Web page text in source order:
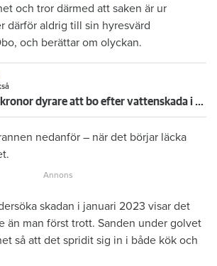
och tror därmed att saken är ur
därför aldrig till sin hyresvärd
och berättar om olyckan.
600 kronor dyrare att bo efter vattenskada i Varberg
nedanför – när det börjar läcka
skadan i januari 2023 visar det
än man först trott. Sanden under golvet
så att det spridit sig in i både kök och